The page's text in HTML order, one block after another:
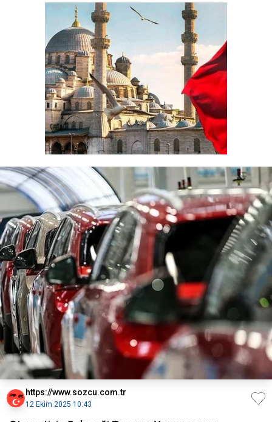
https://www.sozcu.com.tr
12 Ekim 2025 10:43